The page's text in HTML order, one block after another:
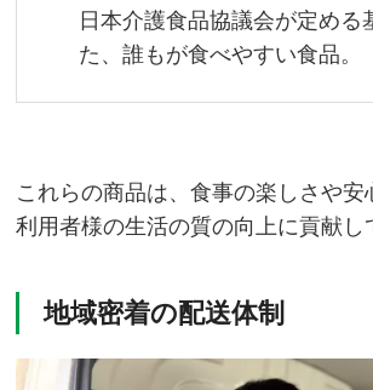
日本介護食品協議会が定める
た、誰もが食べやすい食品。
これらの商品は、食事の楽しさや安
利用者様の生活の質の向上に貢献し
地域密着の配送体制